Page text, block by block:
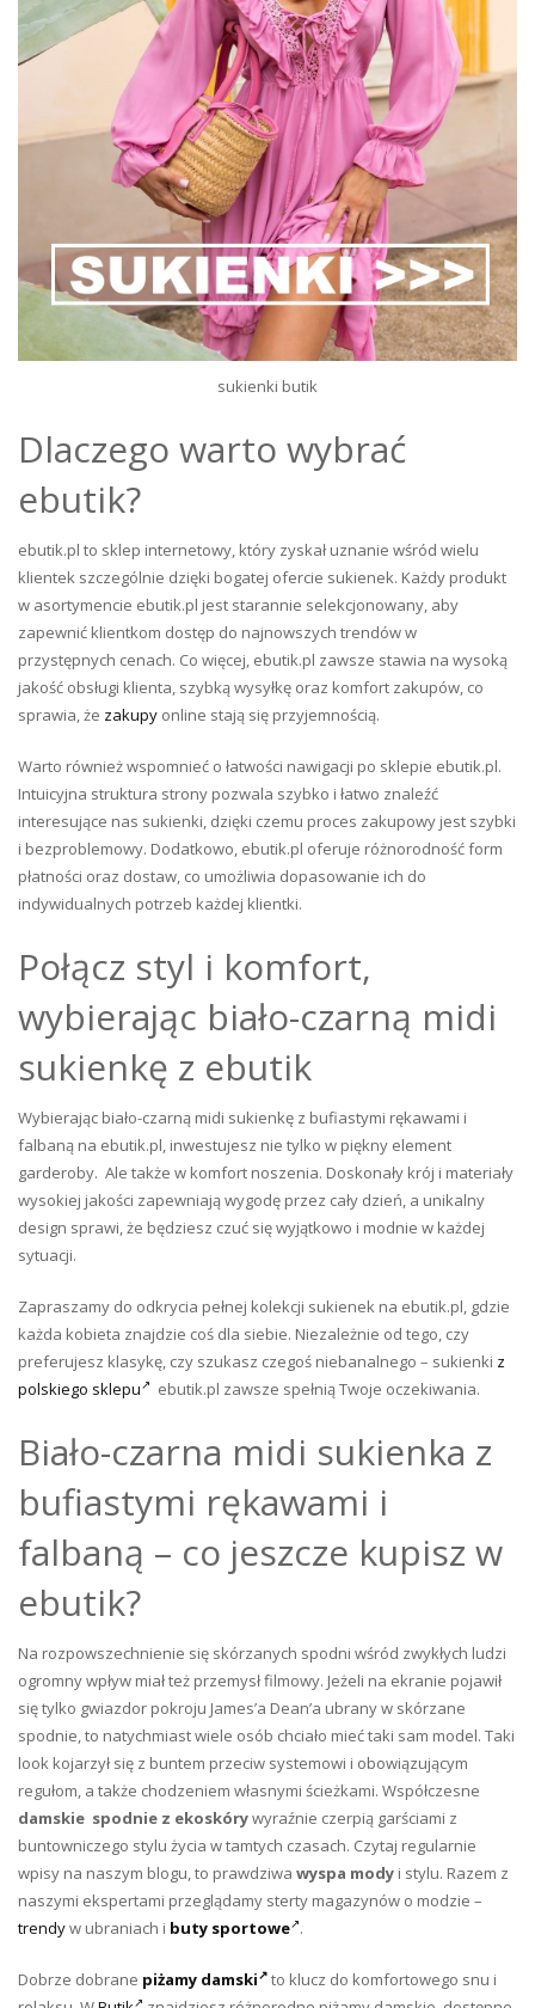
sukienki butik
Dlaczego warto wybrać
ebutik?
ebutik.pl to sklep internetowy, który zyskał uznanie wśród wielu
klientek szczególnie dzięki bogatej ofercie sukienek. Każdy produkt
w asortymencie ebutik.pl jest starannie selekcjonowany, aby
zapewnić klientkom dostęp do najnowszych trendów w
przystępnych cenach. Co więcej, ebutik.pl zawsze stawia na wysoką
jakość obsługi klienta, szybką wysyłkę oraz komfort zakupów, co
sprawia, że zakupy online stają się przyjemnością.
Warto również wspomnieć o łatwości nawigacji po sklepie ebutik.pl.
Intuicyjna struktura strony pozwala szybko i łatwo znaleźć
interesujące nas sukienki, dzięki czemu proces zakupowy jest szybki
i bezproblemowy. Dodatkowo, ebutik.pl oferuje różnorodność form
płatności oraz dostaw, co umożliwia dopasowanie ich do
indywidualnych potrzeb każdej klientki.
Połącz styl i komfort,
wybierając biało-czarną midi
sukienkę z ebutik
Wybierając biało-czarną midi sukienkę z bufiastymi rękawami i
falbaną na ebutik.pl, inwestujesz nie tylko w piękny element
garderoby. Ale także w komfort noszenia. Doskonały krój i materiały
wysokiej jakości zapewniają wygodę przez cały dzień, a unikalny
design sprawi, że będziesz czuć się wyjątkowo i modnie w każdej
sytuacji.
Zapraszamy do odkrycia pełnej kolekcji sukienek na ebutik.pl, gdzie
każda kobieta znajdzie coś dla siebie. Niezależnie od tego, czy
preferujesz klasykę, czy szukasz czegoś niebanalnego – sukienki z
polskiego sklepu
ebutik.pl zawsze spełnią Twoje oczekiwania.
Biało-czarna midi sukienka z
bufiastymi rękawami i
falbaną – co jeszcze kupisz w
ebutik?
Na rozpowszechnienie się skórzanych spodni wśród zwykłych ludzi
ogromny wpływ miał też przemysł filmowy. Jeżeli na ekranie pojawił
się tylko gwiazdor pokroju James’a Dean’a ubrany w skórzane
spodnie, to natychmiast wiele osób chciało mieć taki sam model. Taki
look kojarzył się z buntem przeciw systemowi i obowiązującym
regułom, a także chodzeniem własnymi ścieżkami. Współczesne
damskie spodnie z ekoskórywyraźnie czerpią garściami z
buntowniczego stylu życia w tamtych czasach. Czytaj regularnie
wpisy na naszym blogu, to prawdziwa wyspa mody i stylu. Razem z
naszymi ekspertami przeglądamy sterty magazynów o modzie –
trendyw ubraniach i buty sportowe .
Dobrze dobrane piżamy damski
to klucz do komfortowego snu i